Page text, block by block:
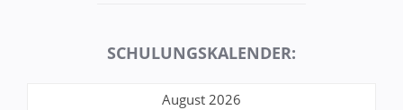
SCHULUNGSKALENDER:
August 2026